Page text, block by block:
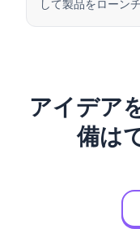
して製品をローン
アイデア
備は